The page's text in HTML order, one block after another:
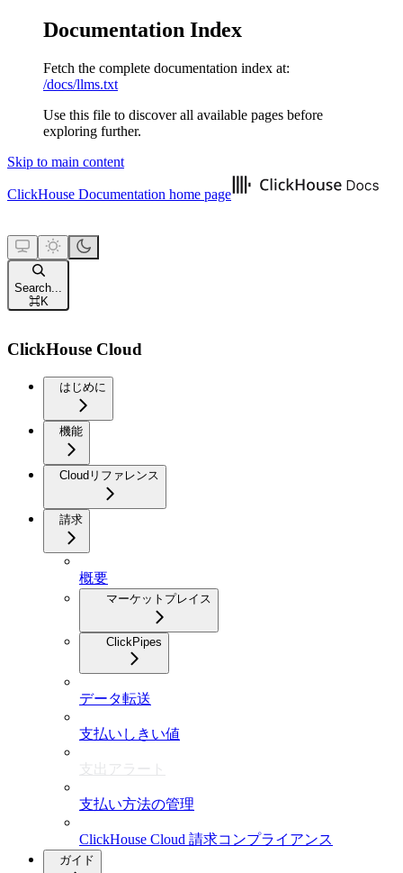
Documentation Index
Fetch the complete documentation index at:
/docs/llms.txt
Use this file to discover all available pages before
exploring further.
Skip to main content
ClickHouse Documentation home page
Search...
⌘K
ClickHouse Cloud
はじめに
機能
Cloudリファレンス
請求
概要
マーケットプレイス
ClickPipes
データ転送
支払いしきい値
支出アラート
支払い方法の管理
ClickHouse Cloud 請求コンプライアンス
ガイド